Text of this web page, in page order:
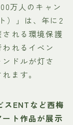
万人のキャン
）」は、年に2
れる環境保護
れるイベン
ドルが灯さ
ます。
スENTなど西梅
ト作品が展示